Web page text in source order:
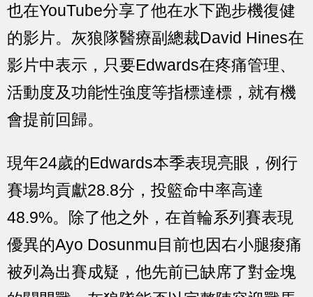
也在YouTube分享了他在水下跑步機復健
的影片。灰狼隊醫療副總裁David Hines在
影片中表示，只要Edwards在疼痛管理、
活動度及功能性強度等指標達標，就有機
會提前回歸。
現年24歲的Edwards本季表現亮眼，例行
賽場均貢獻28.8分，投籃命中率高達
48.9%。除了他之外，在首輪系列賽表現
優異的Ayo Dosunmu目前也因右小腿痠痛
被列為出賽成疑，他先前已缺席了對金塊